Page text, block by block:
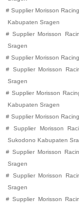
# Supplier Morisson
Kabupaten Sragen
# Supplier Morisson
Sragen
# Supplier Morisson
# Supplier Morisson
Sragen
# Supplier Morisson
Kabupaten Sragen
# Supplier Morisson
#
Supplier Morisson
Sukodono Kabupaten
# Supplier Morisson
Sragen
# Supplier Morisson
Sragen
# Supplier Morisson